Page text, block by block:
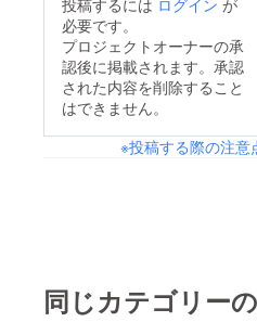
投稿するには ログイン が
必要です。
プロジェクトオーナーの承
認後に掲載されます。承認
された内容を削除すること
はできません。
※投稿する際の注意
同じカテゴリー